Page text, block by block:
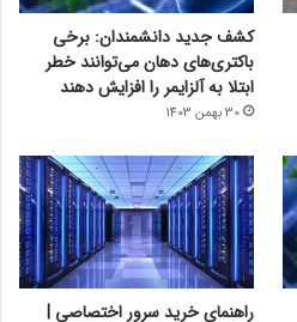
کشف جدید دانشمندان: برخی
باکتری‌های دهان می‌توانند خطر
ابتلا به آلزایمر را افزایش دهند
30 بهمن 1403
راهنمای خرید سرور اختصاصی |